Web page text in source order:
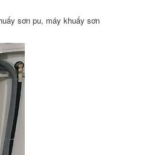
sơn pu, máy khuấy sơn